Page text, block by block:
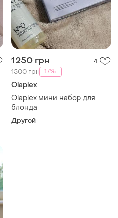
1250 грн 4
1500 грн -17%
Olaplex
Olaplex мини набор для
блонда
Другой